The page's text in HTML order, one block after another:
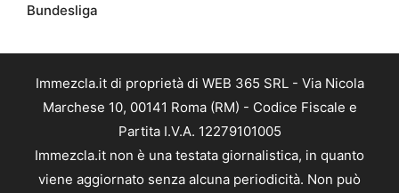
Bundesliga
Immezcla.it di proprietà di WEB 365 SRL - Via Nicola
Marchese 10, 00141 Roma (RM) - Codice Fiscale e
Partita I.V.A. 12279101005
Immezcla.it non è una testata giornalistica, in quanto
viene aggiornato senza alcuna periodicità. Non può